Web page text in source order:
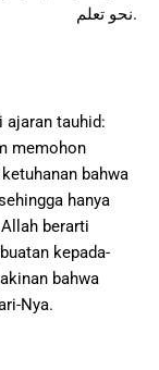
نحو تعلم.
ajaran tauhid:
memohon
bahwa
hanya
berarti
kepada-
bahwa
Nya.